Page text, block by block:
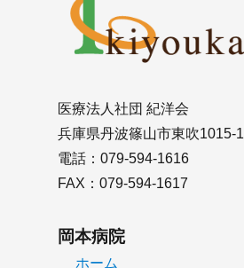
医療法人社団 紀洋会
兵庫県丹波篠山市東吹1015-1
電話：079-594-1616
FAX：079-594-1617
岡本病院
ホーム